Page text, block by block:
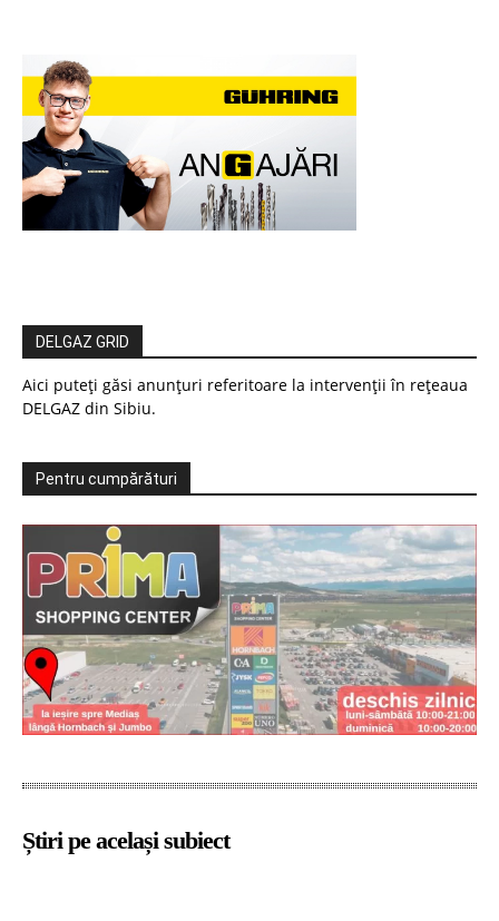
DELGAZ GRID
Aici puteți găsi anunțuri referitoare la intervenții în rețeaua
DELGAZ din Sibiu.
Pentru cumpărături
Știri pe același subiect